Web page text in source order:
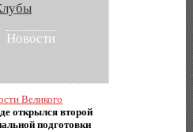
Новости
Великого
открылся второй
подготовки